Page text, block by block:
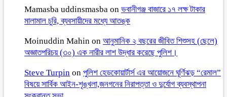
Mamasba uddinsmasba on ভবানীগঞ্জ বাজারে ১৭ লক্ষ টাকার
মালামাল চুরি, ব্যবসায়ীদের মধ্যে আতঙ্ক
Moinuddin Mahin on আনুমানিক ২ বছরের জীবিত শিশুসহ (ছেলে)
অজ্ঞাতপরিচয় (৩০) এক নারীর লাশ উদ্ধার করেছে পুলিশ।
Steve Turpin on পুলিশ হেডকোয়ার্টার্স এর আয়োজনে ঘূর্ণিঝড় “রেমাল”
বিষয়ে সার্বিক আইন-শৃঙ্খলা,জনগনের নিরাপত্তা ও দুর্যোগ ব্যবস্থাপনা